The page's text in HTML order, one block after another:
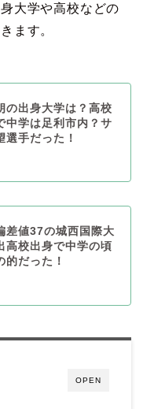
大学や高校などの
ます。
の出身大学は？高校
中学は足利市内？サ
選手だった！
差値37の城西国際大
高校出身で中学の頃
的だった！
OPEN